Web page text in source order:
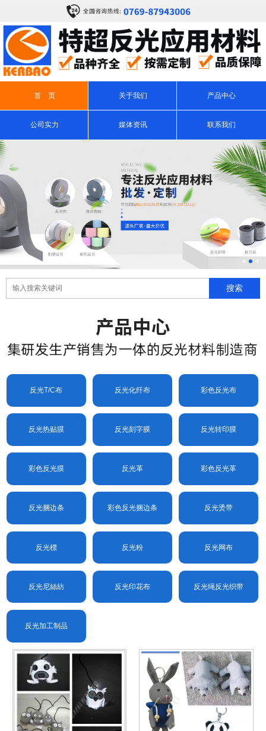
首 页 关于我们 产品中心
公司实力 媒体资讯 联系我们
反光T/C布 反光化纤布 彩色反光布
反光热贴膜 反光刻字膜 反光转印膜
彩色反光膜 反光革 彩色反光革
反光捆边条 彩色反光捆边条 反光烫带
反光標 反光粉 反光网布
反光尼絲紡 反光印花布 反光绳反光织带
反光加工制品